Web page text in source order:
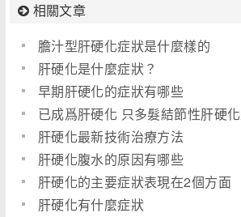
相關文章
膽汁型肝硬化症狀是什麼樣的
肝硬化是什麼症狀？
早期肝硬化的症狀有哪些
已成爲肝硬化 只多髮結節性肝硬
肝硬化最新技術治療方法
肝硬化腹水的原因有哪些
肝硬化的主要症狀表現在2個方面
肝硬化有什麼症狀